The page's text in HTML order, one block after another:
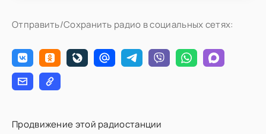
Отправить/Сохранить радио в социальных сетях:
Продвижение этой радиостанции